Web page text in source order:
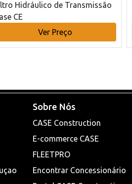
Hidráulico de Transmissão
CE
Ver Preço
Sobre Nós
CASE Construction
E-commerce CASE
FLEETPRO
Encontrar Concessionário